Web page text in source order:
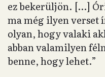
ez bekerüljön. […]
ma még ilyen verset
olyan, hogy valaki
abban valamilyen
benne, hogy lehet.”